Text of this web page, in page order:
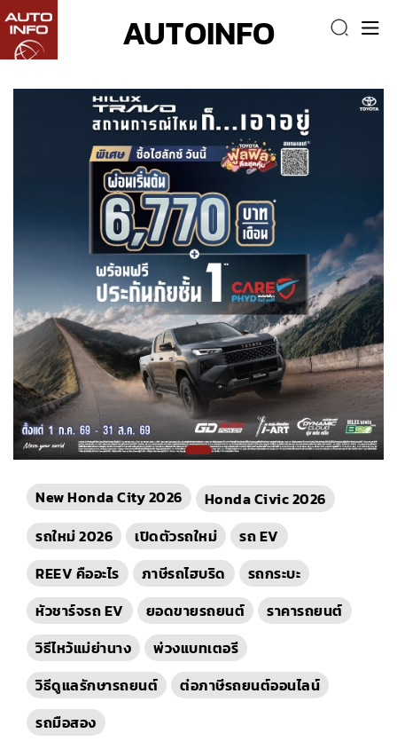
AUTOINFO
New Honda City 2026
Honda Civic 2026
รถใหม่ 2026
เปิดตัวรถใหม่
รถ EV
REEV คืออะไร
ภาษีรถไฮบริด
รถกระบะ
หัวชาร์จรถ EV
ยอดขายรถยนต์
ราคารถยนต์
วิธีไหว้แม่ย่านาง
พ่วงแบทเตอรี
วิธีดูแลรักษารถยนต์
ต่อภาษีรถยนต์ออนไลน์
รถมือสอง